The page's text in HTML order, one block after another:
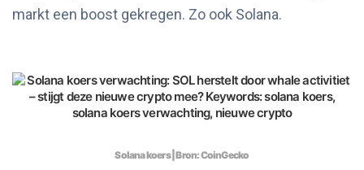
markt een boost gekregen. Zo ook Solana.
Solanakoers | Bron: CoinGecko